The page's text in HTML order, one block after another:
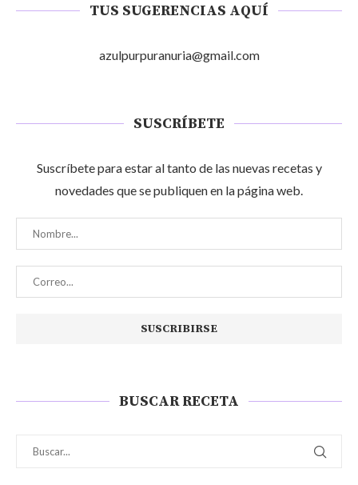
TUS SUGERENCIAS AQUÍ
azulpurpuranuria@gmail.com
SUSCRÍBETE
Suscríbete para estar al tanto de las nuevas recetas y
novedades que se publiquen en la página web.
BUSCAR RECETA